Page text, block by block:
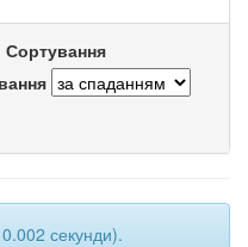
Сортування
секунди).